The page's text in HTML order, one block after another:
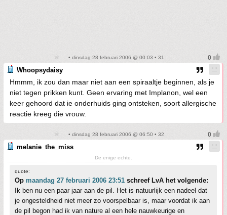
• dinsdag 28 februari 2006 @ 00:03 • 31
Whoopsydaisy
Hmmm, ik zou dan maar niet aan een spiraaltje beginnen, als je
niet tegen prikken kunt. Geen ervaring met Implanon, wel een
keer gehoord dat ie onderhuids ging ontsteken, soort allergische
reactie kreeg die vrouw.
• dinsdag 28 februari 2006 @ 06:50 • 32
melanie_the_miss
De enige echte.
quote:
Op maandag 27 februari 2006 23:51 schreef LvA het volgende:
Ik ben nu een paar jaar aan de pil. Het is natuurlijk een nadeel dat
je ongesteldheid niet meer zo voorspelbaar is, maar voordat ik aan
de pil begon had ik van nature al een hele nauwkeurige en